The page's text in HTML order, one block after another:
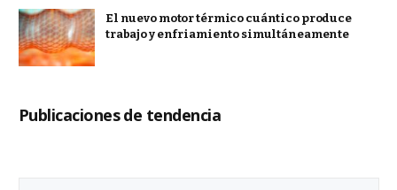
El nuevo motor térmico cuántico produce
trabajo y enfriamiento simultáneamente
Publicaciones de tendencia